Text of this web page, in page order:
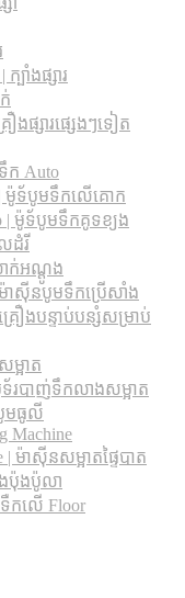
បាំងផ្សារ
ឿងផ្សារផ្សេងៗទៀត
ក Auto
| ម៉ូទ័បូមទឹកលើគោក
| ម៉ូទ័បូមទឹកគូទខ្យង
ដំរី
ាក់អណ្តូង
ម៉ាស៊ីនបូមទឹកប្រើសាំង
រឿងបន្ទាប់បន្សំសម្រាប់
ម្អាត
ទ័របាញ់ទឹកលាងសម្អាត
បូមធូលី
Machine
ម៉ាស៊ីនសម្អាតផ្ទៃបាត
ងប៉ុងប៉ូលា
ទឺកលើ Floor